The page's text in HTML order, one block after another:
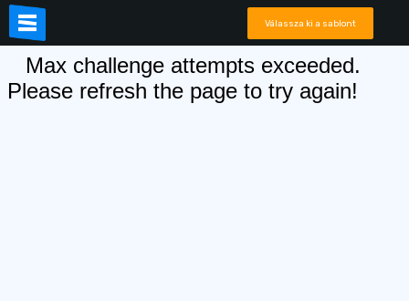
Válassza ki a sablont